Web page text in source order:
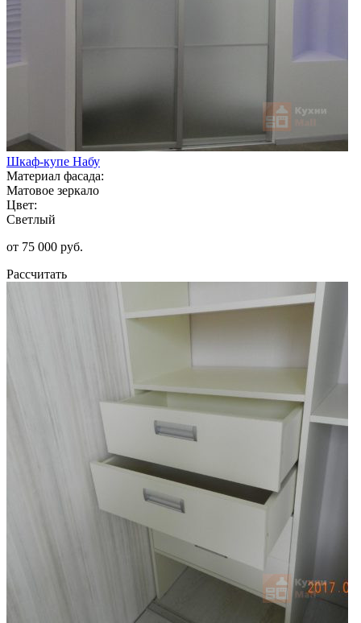
Шкаф-купе Набу
Материал фасада:
Матовое зеркало
Цвет:
Светлый
от 75 000 руб.
Рассчитать